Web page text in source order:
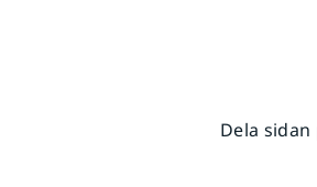
Dela sidan